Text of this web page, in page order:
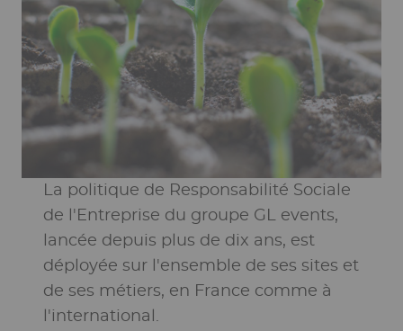
page
Ckeditor
La politique de Responsabilité Sociale
de l'Entreprise du groupe GL events,
lancée depuis plus de dix ans, est
déployée sur l'ensemble de ses sites et
de ses métiers, en France comme à
l'international.